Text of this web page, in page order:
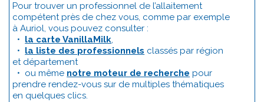
Pour trouver un professionnel de l’allaitement
compétent près de chez vous, comme par exemple
à Auriol, vous pouvez consulter :
• la carte VanillaMilk,
• la liste des professionnels classés par région
et département
• ou même notre moteur de recherche pour
prendre rendez-vous sur de multiples thématiques
en quelques clics.